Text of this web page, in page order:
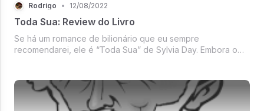
Rodrigo • 12/08/2022
Toda Sua: Review do Livro
Se há um romance de bilionário que eu sempre
recomendarei, ele é “Toda Sua” de Sylvia Day. Embora o
livros favoritos na época), na verdade é...